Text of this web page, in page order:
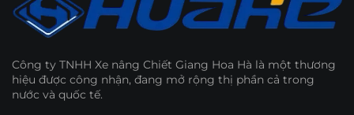
Công ty TNHH Xe nâng Chiết Giang Hoa Hà là một thương
hiệu được công nhận, đang mở rộng thị phần cả trong
nước và quốc tế.